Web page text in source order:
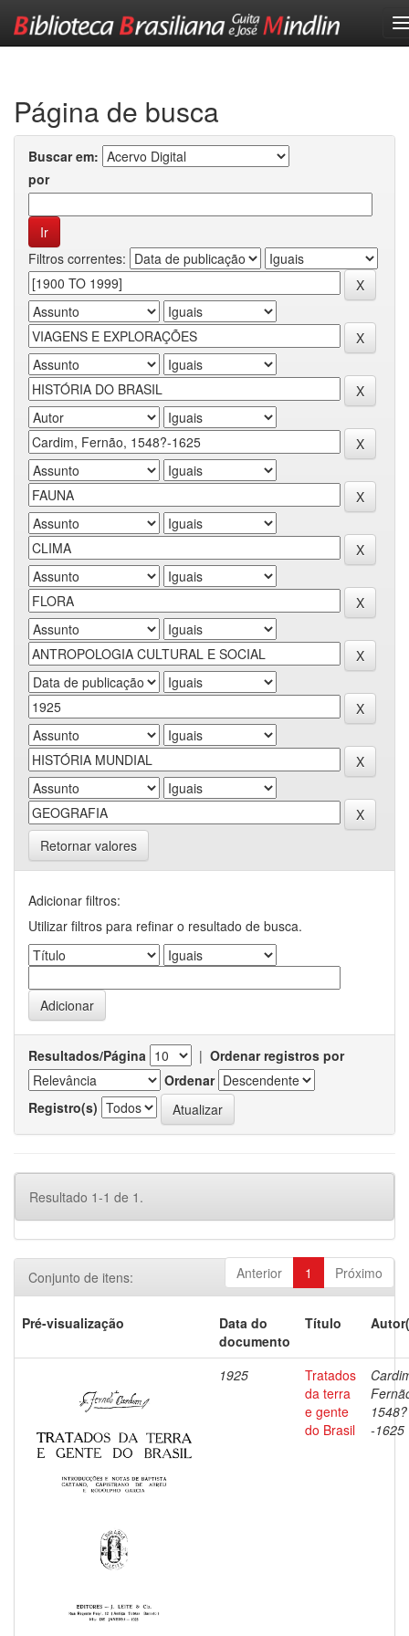
Página de busca
Buscar em:
por
Filtros correntes:
Retornar valores
Adicionar filtros:
Utilizar filtros para refinar o resultado de busca.
Resultados/Página | Ordenar registros por
Ordenar
Registro(s)
Resultado 1-1 de 1.
Anterior 1 Próximo
Conjunto de itens:
Pré-visualização
Data do
documento
Título
1925
Tratados
da terra
e gente
do Brasil
1548?
-1625